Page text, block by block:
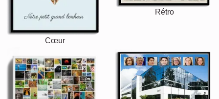
Cœur
Rétro